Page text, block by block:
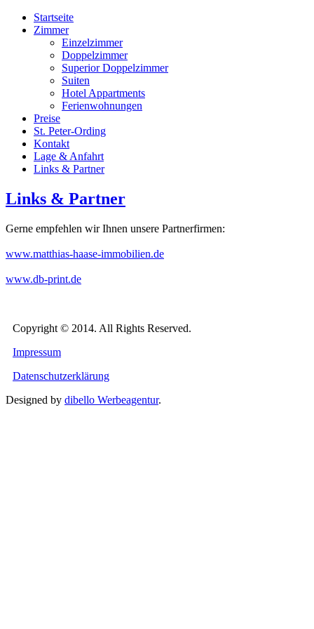
Startseite
Zimmer
Einzelzimmer
Doppelzimmer
Superior Doppelzimmer
Suiten
Hotel Appartments
Ferienwohnungen
Preise
St. Peter-Ording
Kontakt
Lage & Anfahrt
Links & Partner
Links & Partner
Gerne empfehlen wir Ihnen unsere Partnerfirmen:
www.matthias-haase-immobilien.de
www.db-print.de
Copyright © 2014. All Rights Reserved.
Impressum
Datenschutzerklärung
Designed by dibello Werbeagentur.